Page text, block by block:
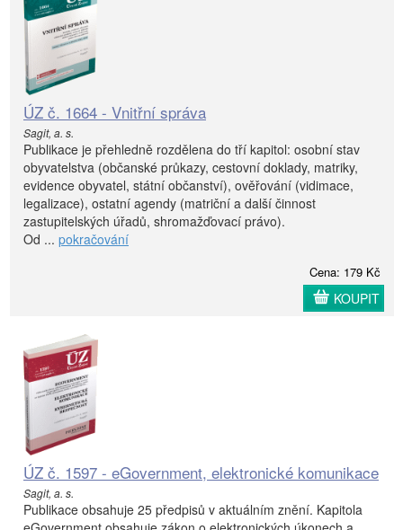
ÚZ č. 1664 - Vnitřní správa
Sagit, a. s.
Publikace je přehledně rozdělena do tří kapitol: osobní stav
obyvatelstva (občanské průkazy, cestovní doklady, matriky,
evidence obyvatel, státní občanství), ověřování (vidimace,
legalizace), ostatní agendy (matriční a další činnost
zastupitelských úřadů, shromažďovací právo).
Od ... pokračování
Cena: 179 Kč
KOUPIT
ÚZ č. 1597 - eGovernment, elektronické komunikace
Sagit, a. s.
Publikace obsahuje 25 předpisů v aktuálním znění. Kapitola